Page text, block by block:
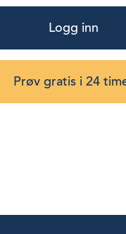
Logg inn
Prøv gratis i 24